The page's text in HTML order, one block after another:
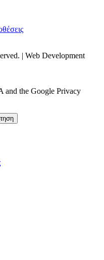
| Web Development
and the Google Privacy